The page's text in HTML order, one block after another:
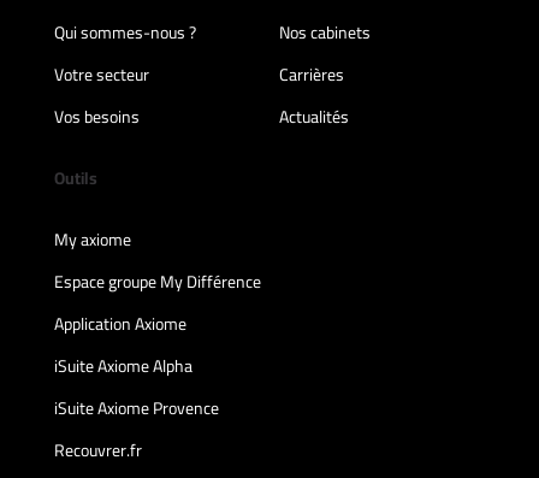
Qui sommes-nous ?
Nos cabinets
Votre secteur
Carrières
Vos besoins
Actualités
Outils
My axiome
Espace groupe My Différence
Application Axiome
iSuite Axiome Alpha
iSuite Axiome Provence
Recouvrer.fr